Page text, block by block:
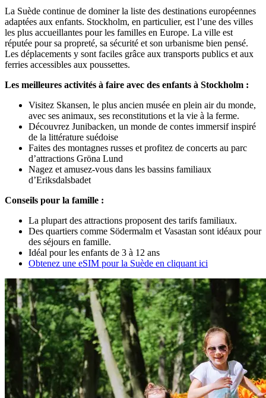
La Suède continue de dominer la liste des destinations européennes
adaptées aux enfants. Stockholm, en particulier, est l’une des villes
les plus accueillantes pour les familles en Europe. La ville est
réputée pour sa propreté, sa sécurité et son urbanisme bien pensé.
Les déplacements y sont faciles grâce aux transports publics et aux
ferries accessibles aux poussettes.
Les meilleures activités à faire avec des enfants à Stockholm :
Visitez Skansen, le plus ancien musée en plein air du monde,
avec ses animaux, ses reconstitutions et la vie à la ferme.
Découvrez Junibacken, un monde de contes immersif inspiré
de la littérature suédoise
Faites des montagnes russes et profitez de concerts au parc
d’attractions Gröna Lund
Nagez et amusez-vous dans les bassins familiaux
d’Eriksdalsbadet
Conseils pour la famille :
La plupart des attractions proposent des tarifs familiaux.
Des quartiers comme Södermalm et Vasastan sont idéaux pour
des séjours en famille.
Idéal pour les enfants de 3 à 12 ans
Obtenez une eSIM pour la Suède en cliquant ici